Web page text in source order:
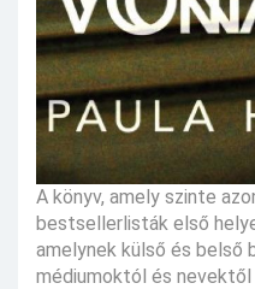
A könyv, amely szinte
bestsellerlisták első
amelynek külső és belső
médiumoktól és